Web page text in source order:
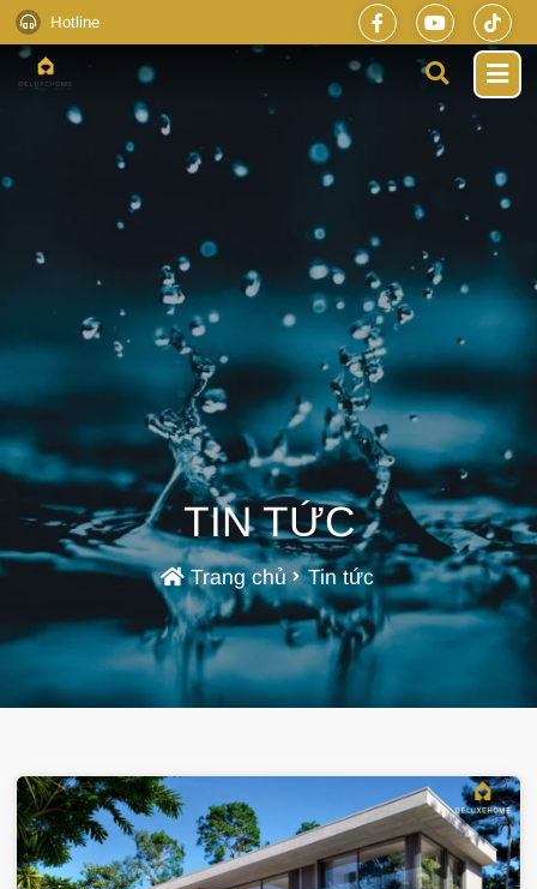
Hotline
TIN TỨC
Trang chủ Tin tức